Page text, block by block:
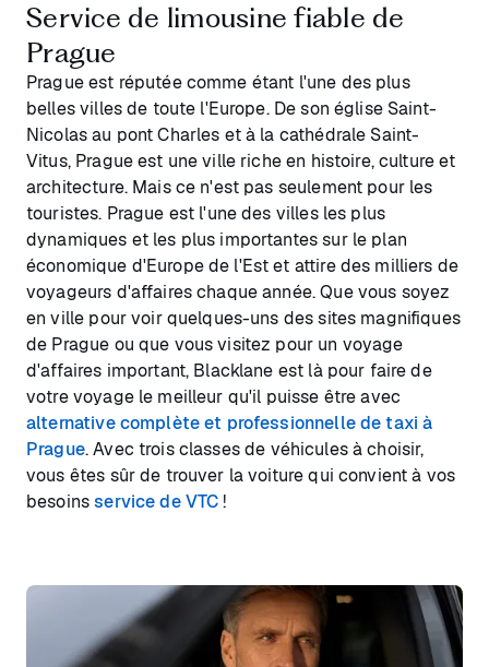
Service de limousine fiable de
Prague
Prague est réputée comme étant l'une des plus
belles villes de toute l'Europe. De son église Saint-
Nicolas au pont Charles et à la cathédrale Saint-
Vitus, Prague est une ville riche en histoire, culture et
architecture. Mais ce n'est pas seulement pour les
touristes. Prague est l'une des villes les plus
dynamiques et les plus importantes sur le plan
économique d'Europe de l'Est et attire des milliers de
voyageurs d'affaires chaque année. Que vous soyez
en ville pour voir quelques-uns des sites magnifiques
de Prague ou que vous visitez pour un voyage
d'affaires important, Blacklane est là pour faire de
votre voyage le meilleur qu'il puisse être avec
alternative complète et professionnelle de taxi à
Prague. Avec trois classes de véhicules à choisir,
vous êtes sûr de trouver la voiture qui convient à vos
besoinsservice de VTC!